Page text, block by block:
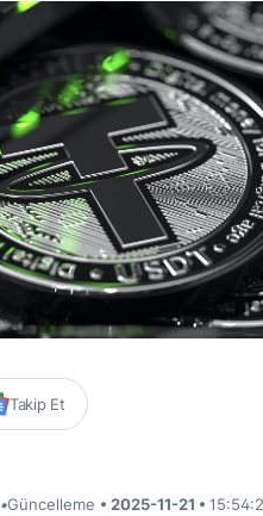
Takip Et
•Güncelleme • 2025-11-21 •